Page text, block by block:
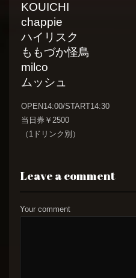
KOUICHI
chappie
ハイリスク
ももづか怪鳥
milco
ムッシュ
OPEN14:00/START14:30
当日券￥2500
（1ドリンク別）
Leave a comment
Your comment